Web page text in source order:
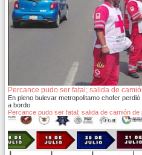
Percance pudo ser fatal; salida de
En pleno bulevar metropolitamo chofer
a bordo
Percance pudo ser fatal; salida de camión de